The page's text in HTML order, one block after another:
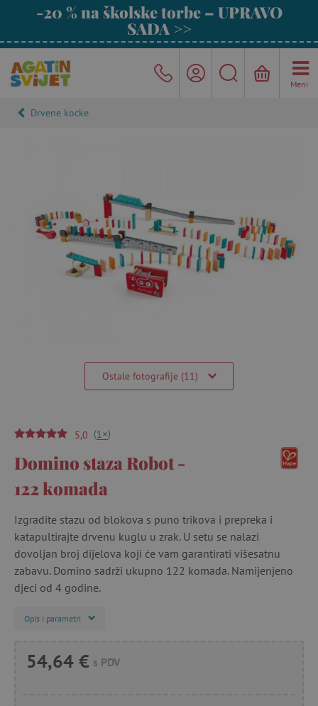
-20 % na školske torbe – UPRAVO
SADA >>
Meni
Drvene kocke
Ostale fotografije (11)
5,0 (1+)
Domino staza Robot -
122 komada
Izgradite stazu od blokova s ​​puno trikova i prepreka i
katapultirajte drvenu kuglu u zrak. U setu se nalazi
dovoljan broj dijelova koji će vam garantirati višesatnu
zabavu. Domino sadrži ukupno 122 komada. Namijenjeno
djeci od 4 godine.
Opis i parametri
54,64 € s PDV